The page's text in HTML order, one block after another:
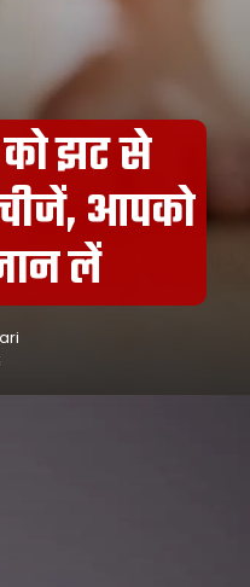
झट से
चीजें, आपको
लें